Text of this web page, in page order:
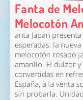
Fanta de
Melocotón
anta Japan
esperadas: la nueva
melocotón rosado
amarillo. El dulzor
convertidas en
España, a la venta
sin probarla.